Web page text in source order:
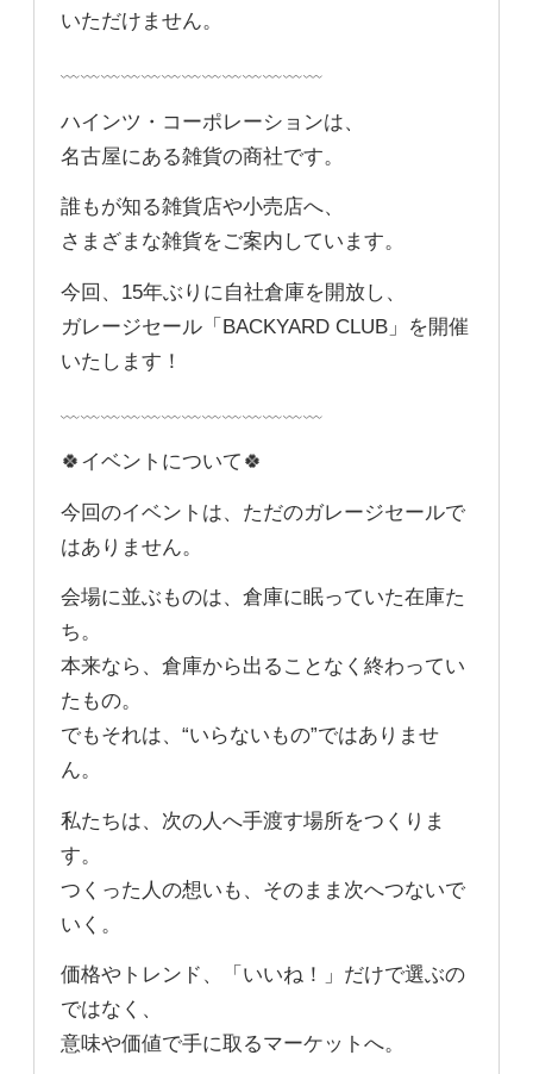
いただけません。
﹏﹏﹏﹏﹏﹏﹏﹏﹏﹏﹏﹏﹏
ハインツ・コーポレーションは、
名古屋にある雑貨の商社です。
誰もが知る雑貨店や小売店へ、
さまざまな雑貨をご案内しています。
今回、15年ぶりに自社倉庫を開放し、
ガレージセール「BACKYARD CLUB」を開催
いたします！
﹏﹏﹏﹏﹏﹏﹏﹏﹏﹏﹏﹏﹏
🍀イベントについて🍀
今回のイベントは、ただのガレージセールで
はありません。
会場に並ぶものは、倉庫に眠っていた在庫た
ち。
本来なら、倉庫から出ることなく終わってい
たもの。
でもそれは、“いらないもの”ではありませ
ん。
私たちは、次の人へ手渡す場所をつくりま
す。
つくった人の想いも、そのまま次へつないで
いく。
価格やトレンド、「いいね！」だけで選ぶの
ではなく、
意味や価値で手に取るマーケットへ。